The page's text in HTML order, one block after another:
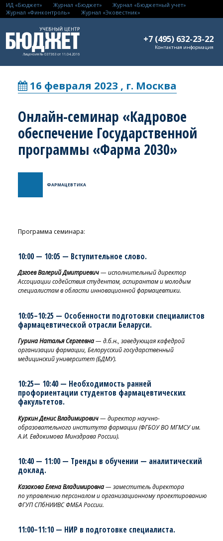
ИД «Бюджет» Журнал «Бюджет»
Журнал «Бюджетный учет»
Журнал «Финконтроль»
Журнал «Эковестник»
Лицензия № 037363 от 11.04.2016
+7 (495) 632-23-22
Контактная информация
16 февраля 2023 , г. Москва
Онлайн-семинар «Кадровое
обеспечение Государственной
программы «Фарма 2030»
ФАРМАЦЕВТИКА
Программа семинара:
10:00 — 10:05 — Вступительное слово.
Дзгоев Валерий Дмитриевич— исполнительный директор
Ассоциации содействия студентам, аспирантам и молодым
специалистам в области инновационной фармацевтики.
10:05–10:25 — Особенности подготовки специалистов
фармацевтической отрасли Беларуси.
Гурина Наталья Сергеевна— д.б.н., заведующая кафедрой
организации фармации, Белорусский государственный
медицинский университет (БДМУ).
10:25— 10:40 — Необходимость ранней
профориентации студентов фармацевтических
факультетов.
Куркин Денис Владимирович— директор научно-
образовательного института фармации (ФГБОУ ВО МГМСУ им.
А.И. Евдокимова Минздрава России).
10:40 — 11:00 — Тренды в обучении — аналитический
доклад.
Казакова Елена Владимировна— заместитель директора
по управлению персоналом и организационному проектированию
ФГУП СПбНИИВС ФМБА России.
11:00–11:10 — НИР в подготовке специалиста.